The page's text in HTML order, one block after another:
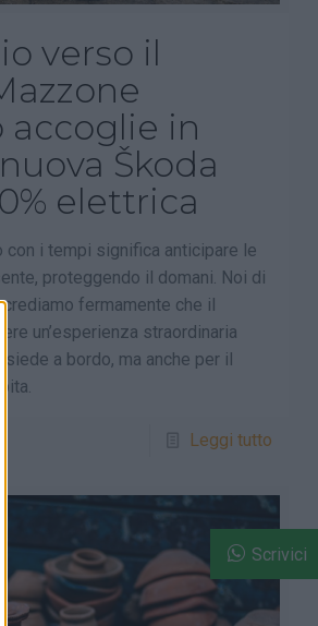
verso il
accoglie in
Škoda
elettrica
con i tempi significa anticipare le
proteggendo il domani. Noi di
fermamente che il
un’esperienza straordinaria
siede a bordo, ma anche per il
Leggi tutto
Scrivici